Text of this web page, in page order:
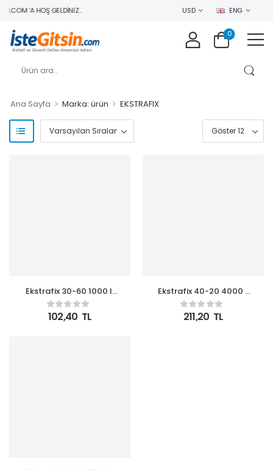
'A HOŞ GELDINIZ.. USD ENG
0
Ana Sayfa > Marka: ürün > EKSTRAFIX
Ekstrafix 30-60 1000 li
Eco Termal Etiket 40 lık
Kuka
102,40 TL
Ekstrafix 40-20 4000 li
Eco Termal Etiket
Yanyana 4 lü (Bitişik)
40 lık Kuka
211,20 TL